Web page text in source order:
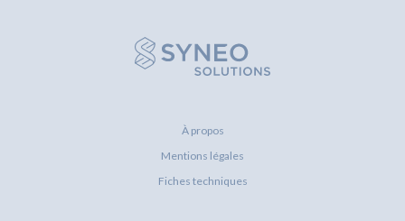
À propos
Mentions légales
Fiches techniques